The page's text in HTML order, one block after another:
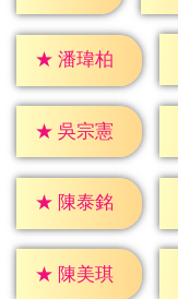
★ 潘瑋柏
★ 吳宗憲
★ 陳泰銘
★ 陳美琪